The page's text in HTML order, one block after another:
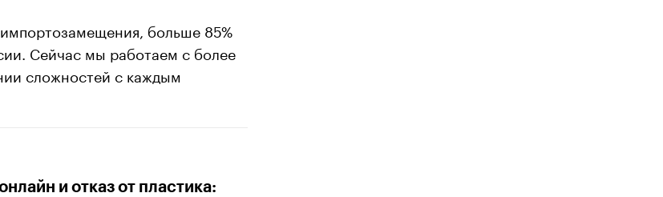
больше 85%
Сейчас мы работаем с более
сложностей с каждым
и отказ от пластика: